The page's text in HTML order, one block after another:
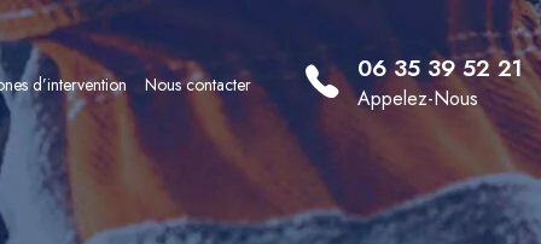
d’intervention Nous contacter 06 35 39 52 21
Appelez-Nous